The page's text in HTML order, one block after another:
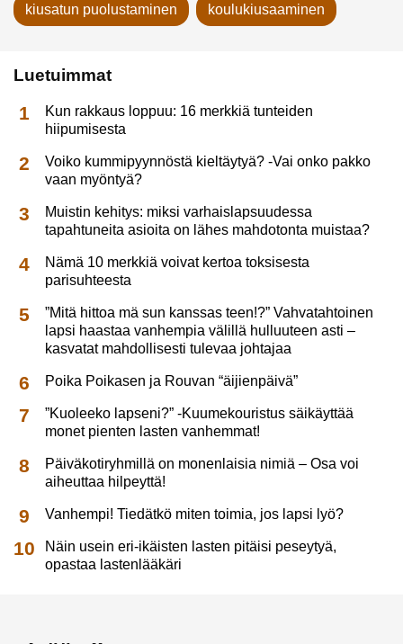
kiusatun puolustaminen koulukiusaaminen
Luetuimmat
Kun rakkaus loppuu: 16 merkkiä tunteiden
hiipumisesta
Voiko kummipyynnöstä kieltäytyä? -Vai onko pakko
vaan myöntyä?
Muistin kehitys: miksi varhaislapsuudessa
tapahtuneita asioita on lähes mahdotonta muistaa?
Nämä 10 merkkiä voivat kertoa toksisesta
parisuhteesta
”Mitä hittoa mä sun kanssas teen!?” Vahvatahtoinen
lapsi haastaa vanhempia välillä hulluuteen asti –
kasvatat mahdollisesti tulevaa johtajaa
Poika Poikasen ja Rouvan “äijienpäivä”
”Kuoleeko lapseni?” -Kuumekouristus säikäyttää
monet pienten lasten vanhemmat!
Päiväkotiryhmillä on monenlaisia nimiä – Osa voi
aiheuttaa hilpeyttä!
Vanhempi! Tiedätkö miten toimia, jos lapsi lyö?
Näin usein eri-ikäisten lasten pitäisi peseytyä,
opastaa lastenlääkäri